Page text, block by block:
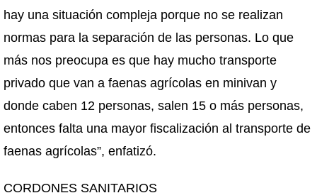
hay una situación compleja porque no se realizan
normas para la separación de las personas. Lo que
más nos preocupa es que hay mucho transporte
privado que van a faenas agrícolas en minivan y
donde caben 12 personas, salen 15 o más personas,
entonces falta una mayor fiscalización al transporte de
faenas agrícolas”, enfatizó.
CORDONES SANITARIOS